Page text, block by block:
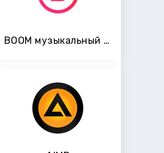
BOOM музыкальный плеер